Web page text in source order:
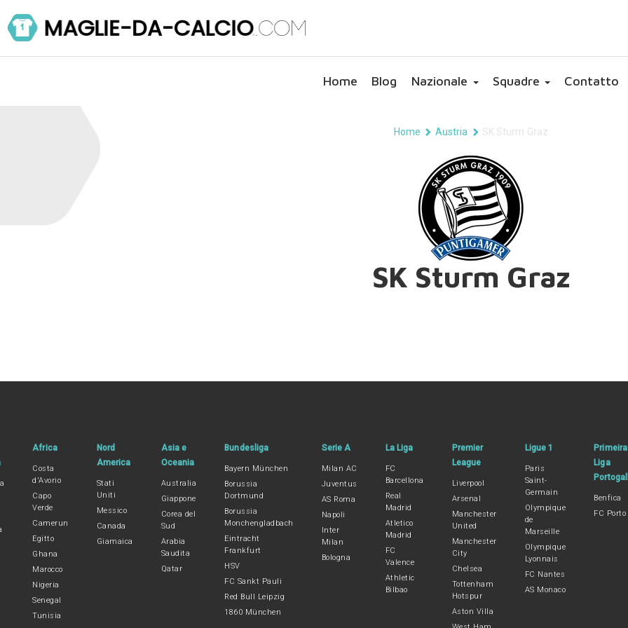
Home Blog Nazionale Squadre Contatto
Home Austria SK Sturm Graz
SK Sturm Graz
Africa
Costa
d'Avorio
Capo
Verde
Camerun
Egitto
Ghana
Marocco
Nigeria
Senegal
Tunisia
Nord
America
Stati
Uniti
Messico
Canada
Giamaica
Asia e
Oceania
Australia
Giappone
Corea del
Sud
Arabia
Saudita
Qatar
Bundesliga
Bayern München
Borussia
Dortmund
Borussia
Monchengladbach
Eintracht
Frankfurt
HSV
FC Sankt Pauli
Red Bull Leipzig
1860 München
Serie A
Milan AC
Juventus
AS Roma
Napoli
Inter
Milan
Bologna
La Liga
FC
Barcellona
Real
Madrid
Atletico
Madrid
FC
Valence
Athletic
Bilbao
Premier
League
Liverpool
Arsenal
Manchester
United
Manchester
City
Chelsea
Tottenham
Hotspur
Aston Villa
Ligue 1
Paris
Saint-
Germain
Olympique
de
Marseille
Olympique
Lyonnais
FC Nantes
AS Monaco
Primeira
Liga
Benfica
FC Porto